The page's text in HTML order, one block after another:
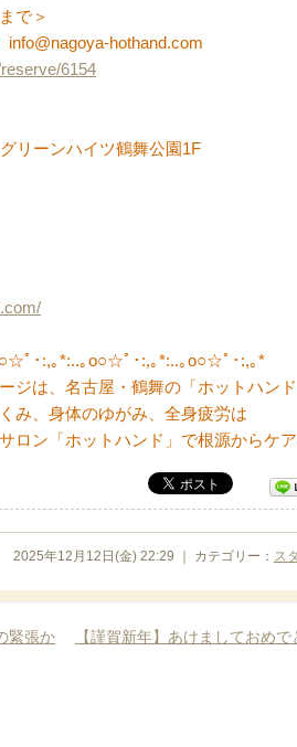
で＞
hothand.com
6154
リーンハイツ鶴舞公園1F
ﾟ･:,｡*:..｡o○☆ﾟ･:,｡*:..｡o○☆ﾟ･:,｡*
ジは、名古屋・鶴舞の「ホットハンド
み、身体のゆがみ、全身疲労は
ロン「ホットハンド」で根源からケ
2025年12月12日(金) 22:29 ｜ カテゴリー： ス
緊張か
【謹賀新年】あけましておめ